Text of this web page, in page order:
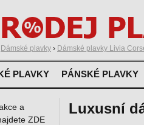
Dámské plavky › Dámské plavky Livia
PLAVKY PÁNSKÉ PLAVKY
Luxusní
a
ZDE